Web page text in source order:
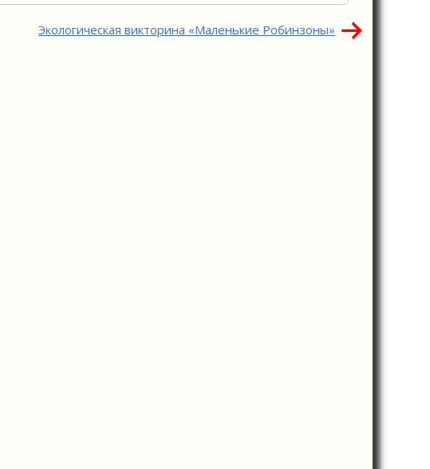
Экологическая викторина «Маленькие Робинзоны»